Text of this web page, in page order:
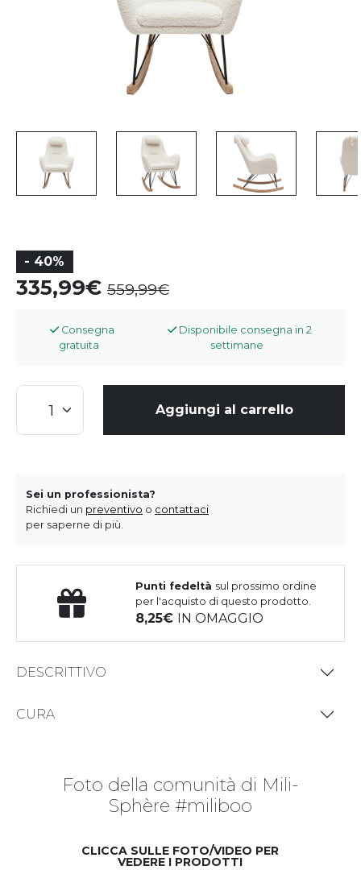
- 40%
335,99 559,99
Consegna
gratuita
Disponibile consegna in 2
settimane
Aggiungi al carrello
Sei un professionista?
Richiedi un preventivo o contattaci
per saperne di più.
Punti fedeltà sul prossimo ordine
per l'acquisto di questo prodotto.
8,25 IN OMAGGIO
DESCRITTIVO
CURA
Foto della comunità di Mili-
Sphère #miliboo
CLICCA SULLE FOTO/VIDEO PER
VEDERE I PRODOTTI